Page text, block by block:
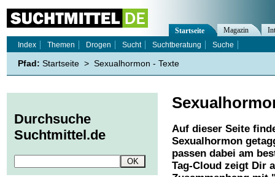
Auf dieser Seite
Sexualhormon
passen dabei am
Tag-Cloud zeigt Dir
Startseite Magazin
Index
Themen Drogen Sucht Suchtberatung Suche
Pfad: Startseite > Sexualhormon - Texte
Durchsuche
Suchtmittel.de